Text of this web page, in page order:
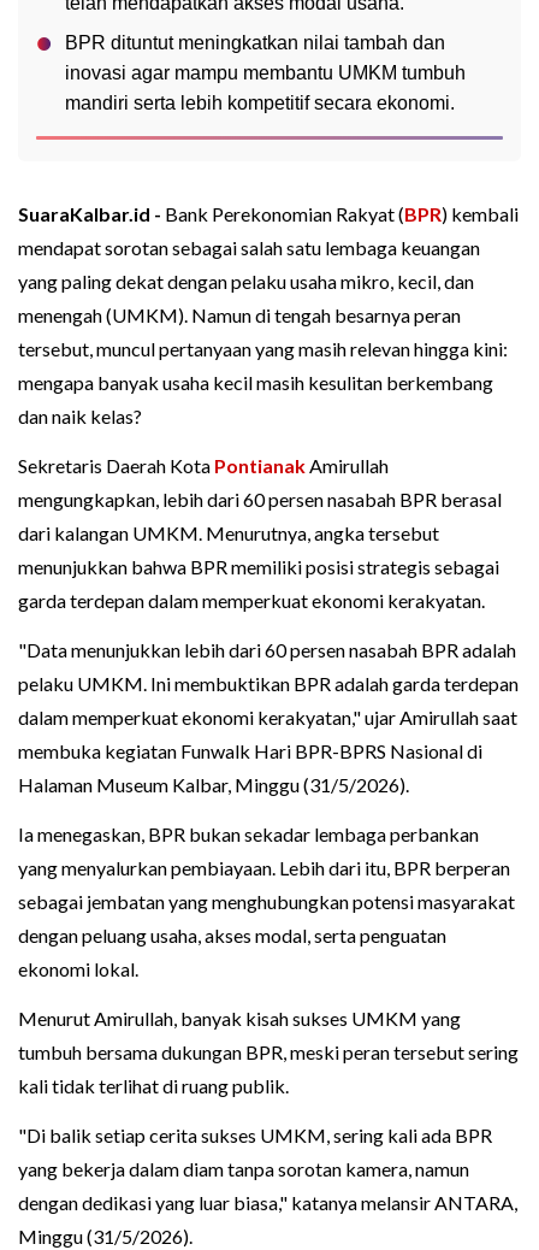
BPR dituntut meningkatkan nilai tambah dan
inovasi agar mampu membantu UMKM tumbuh
mandiri serta lebih kompetitif secara ekonomi.
SuaraKalbar.id - Bank Perekonomian Rakyat (BPR) kembali
mendapat sorotan sebagai salah satu lembaga keuangan
yang paling dekat dengan pelaku usaha mikro, kecil, dan
menengah (UMKM). Namun di tengah besarnya peran
tersebut, muncul pertanyaan yang masih relevan hingga kini:
mengapa banyak usaha kecil masih kesulitan berkembang
dan naik kelas?
Sekretaris Daerah Kota PontianakAmirullah
mengungkapkan, lebih dari 60 persen nasabah BPR berasal
dari kalangan UMKM. Menurutnya, angka tersebut
menunjukkan bahwa BPR memiliki posisi strategis sebagai
garda terdepan dalam memperkuat ekonomi kerakyatan.
"Data menunjukkan lebih dari 60 persen nasabah BPR adalah
pelaku UMKM. Ini membuktikan BPR adalah garda terdepan
dalam memperkuat ekonomi kerakyatan," ujar Amirullah saat
membuka kegiatan Funwalk Hari BPR-BPRS Nasional di
Halaman Museum Kalbar, Minggu (31/5/2026).
Ia menegaskan, BPR bukan sekadar lembaga perbankan
yang menyalurkan pembiayaan. Lebih dari itu, BPR berperan
sebagai jembatan yang menghubungkan potensi masyarakat
dengan peluang usaha, akses modal, serta penguatan
ekonomi lokal.
Menurut Amirullah, banyak kisah sukses UMKM yang
tumbuh bersama dukungan BPR, meski peran tersebut sering
kali tidak terlihat di ruang publik.
"Di balik setiap cerita sukses UMKM, sering kali ada BPR
yang bekerja dalam diam tanpa sorotan kamera, namun
dengan dedikasi yang luar biasa," katanya melansir ANTARA,
Minggu (31/5/2026).